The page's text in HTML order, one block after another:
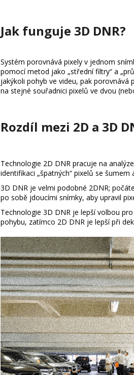
Jak funguje 3D DNR?
Systém porovnává pixely v jednom
pomocí metod jako „střední filtry“ a
jakýkoli pohyb ve videu, pak
na stejné souřadnici pixelů ve dvou
Rozdíl mezi 2D a 3D
Technologie 2D DNR pracuje na
identifikaci „špatných“ pixelů se šumem
3D DNR je velmi podobné 2DNR;
po sobě jdoucími snímky, aby upravil
Technologie 3D DNR je lepší volbou
pohybu, zatímco 2D DNR je lepší při